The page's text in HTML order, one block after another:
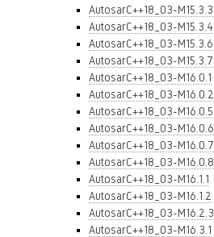
AutosarC++18_03-M15.3.3
AutosarC++18_03-M15.3.4
AutosarC++18_03-M15.3.6
AutosarC++18_03-M15.3.7
AutosarC++18_03-M16.0.1
AutosarC++18_03-M16.0.2
AutosarC++18_03-M16.0.5
AutosarC++18_03-M16.0.6
AutosarC++18_03-M16.0.7
AutosarC++18_03-M16.0.8
AutosarC++18_03-M16.1.1
AutosarC++18_03-M16.1.2
AutosarC++18_03-M16.2.3
AutosarC++18_03-M16.3.1